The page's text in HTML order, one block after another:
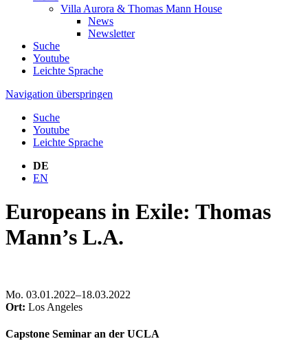
Villa Aurora & Thomas Mann House
News
Newsletter
Suche
Youtube
Leichte Sprache
Navigation überspringen
Suche
Youtube
Leichte Sprache
DE
EN
Europeans in Exile: Thomas
Mann’s L.A.
Mo. 03.01.2022–18.03.2022
Ort: Los Angeles
Capstone Seminar an der UCLA